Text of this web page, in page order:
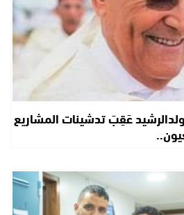
عَقِبَ تدشينات المشاريع